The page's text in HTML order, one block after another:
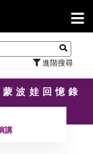
進階搜尋
【7/
波娃回憶錄
講